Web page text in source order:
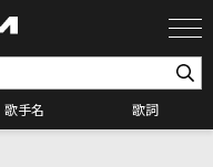
歌手名 歌詞